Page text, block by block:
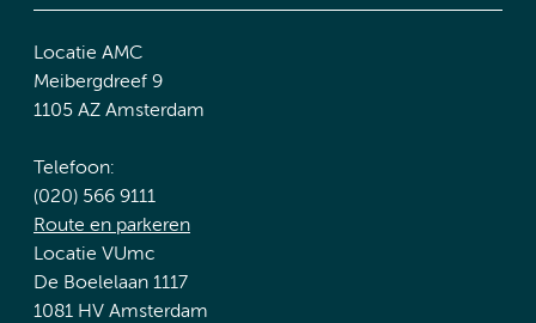
Locatie AMC
Meibergdreef 9
1105 AZ Amsterdam
Telefoon:
(020) 566 9111
Route en parkeren
Locatie VUmc
De Boelelaan 1117
1081 HV Amsterdam